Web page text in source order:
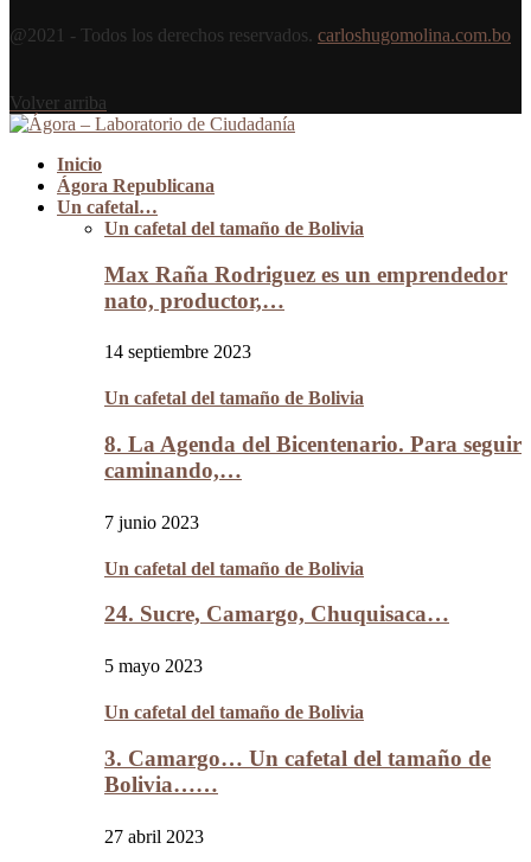
@2021 - Todos los derechos reservados. carloshugomolina.com.bo
Volver arriba
Inicio
Ágora Republicana
Un cafetal…
Un cafetal del tamaño de Bolivia
Max Raña Rodriguez es un emprendedor
nato, productor,…
14 septiembre 2023
Un cafetal del tamaño de Bolivia
8. La Agenda del Bicentenario. Para seguir
caminando,…
7 junio 2023
Un cafetal del tamaño de Bolivia
24. Sucre, Camargo, Chuquisaca…
5 mayo 2023
Un cafetal del tamaño de Bolivia
3. Camargo… Un cafetal del tamaño de
Bolivia……
27 abril 2023